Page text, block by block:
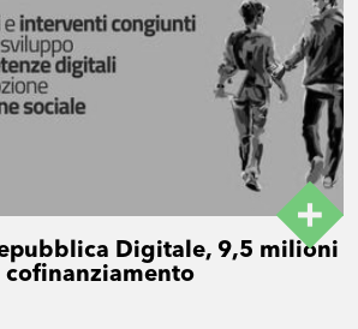
Digitale, 9,5 milioni
cofinanziamento